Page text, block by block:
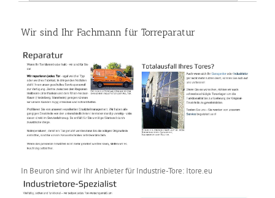
Wir sind Ihr Fachmann für Torreparatur
In Beuron sind wir Ihr Anbieter für Industrie-Tore: Itore.eu